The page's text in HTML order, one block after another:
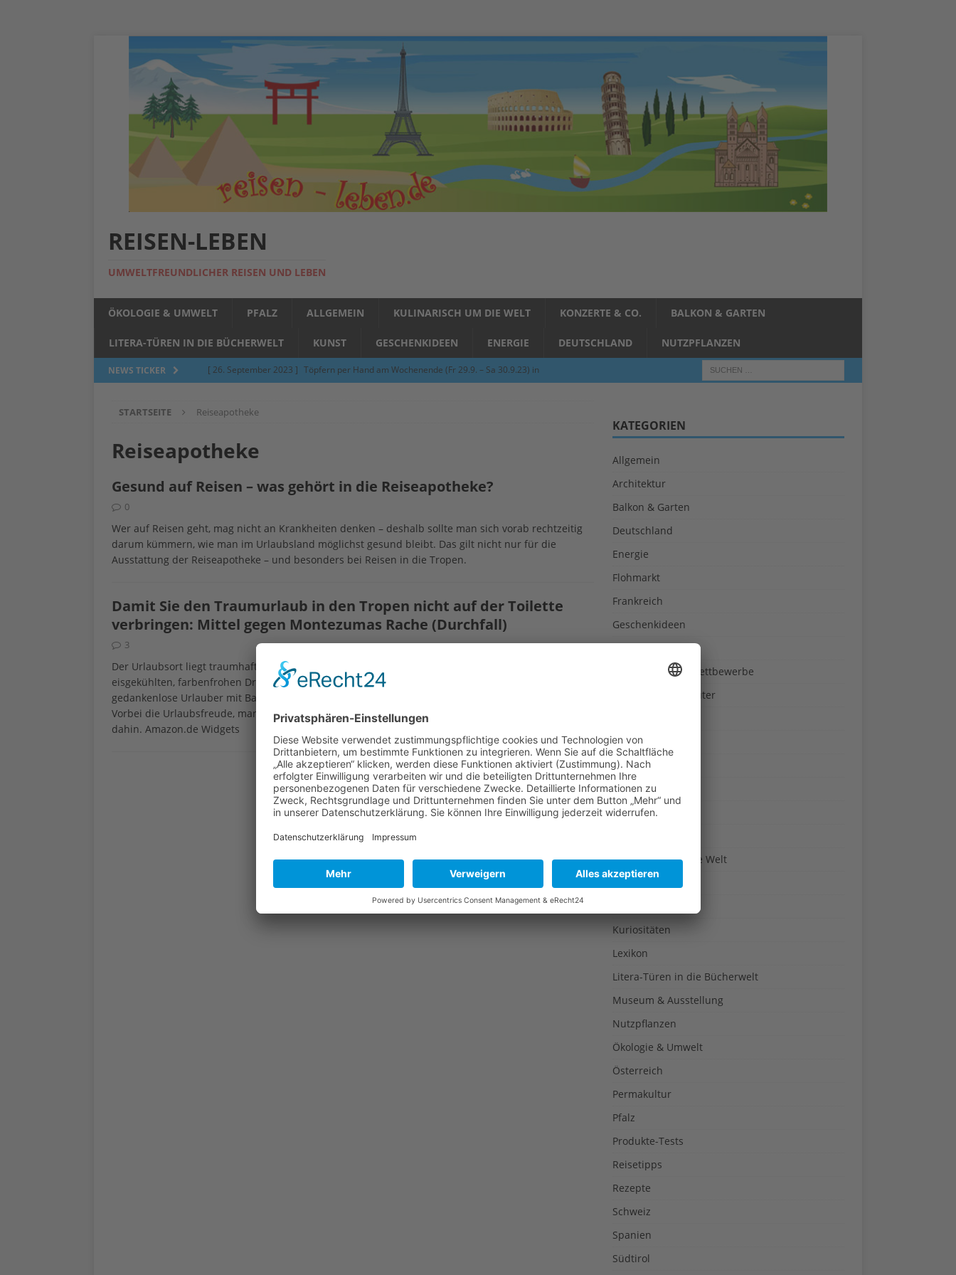
REISEN-LEBEN
UMWELTFREUNDLICHER REISEN UND LEBEN
ÖKOLOGIE & UMWELT PFALZ ALLGEMEIN KULINARISCH UM DIE WELT KONZERTE & CO. BALKON & GARTEN
LITERA-TÜREN IN DIE BÜCHERWELT KUNST GESCHENKIDEEN ENERGIE DEUTSCHLAND NUTZPFLANZEN
NEWS TICKER [ 26. September 2023 ] Töpfern per Hand am Wochenende (Fr 29.9. – Sa 30.9.23) in
[ 5. Juni 2023 ]
ALLGEMEIN
[ 24. März 2023 ] Töpfern per Hand am Abend in Limburgerhof
ALLGEMEIN
[ 12. Juni 2014 ]
Grasmilben (Herbstgrasmilben, Erntemilben) sind unterwegs: Das große
Jucken auf acht Beinen…
GESUNDHEIT
STARTSEITE Reiseapotheke
Reiseapotheke
Gesund auf Reisen – was gehört in die Reiseapotheke?
0
Wer auf Reisen geht, mag nicht an Krankheiten denken – deshalb sollte man sich vorab rechtzeitig
darum kümmern, wie man im Urlaubsland möglichst gesund bleibt. Das gilt nicht nur für die
Ausstattung der Reiseapotheke – und besonders bei Reisen in die Tropen.
Damit Sie den Traumurlaub in den Tropen nicht auf der Toilette
verbringen: Mittel gegen Montezumas Rache (Durchfall)
3
Der Urlaubsort liegt traumhaft, die Sonne scheint, man lässt es sich an üppigen Buffets und bei
eisgekühlten, farbenfrohen Drinks wohl sein. Doch dann tritt Montezuma auf den Plan und schlägt
gedankenlose Urlauber mit Bauchrumoren, rebellischem Magen, Bauchkrämpfen und Durchfall.
Vorbei die Urlaubsfreude, man verbringt mehr Zeit auf der Toilette als im Freien, die Erholung ist
dahin. Amazon.de Widgets
KATEGORIEN
Allgemein
Architektur
Balkon & Garten
Deutschland
Energie
Flohmarkt
Frankreich
Geschenkideen
Gewinnspiele & Wettbewerbe
Gewürze und Kräuter
Hochwasser
Ideen-Reich
Italien
Japan
Kulinarisch um die Welt
Kultur
Kuriositäten
Lexikon
Litera-Türen in die Bücherwelt
Museum & Ausstellung
Nutzpflanzen
Ökologie & Umwelt
Österreich
Permakultur
Pfalz
Produkte-Tests
Reisetipps
Rezepte
Schweiz
Spanien
Südtirol